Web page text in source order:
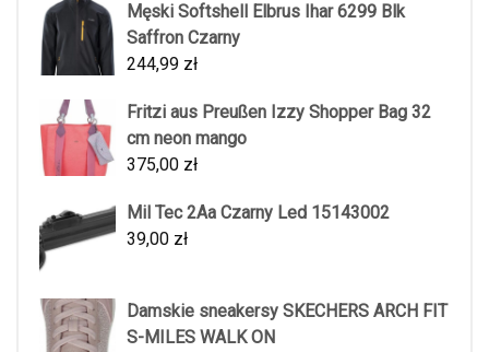
Męski Softshell Elbrus Ihar 6299 Blk
Saffron Czarny
244,99 zł
Fritzi aus Preußen Izzy Shopper Bag 32
cm neon mango
375,00 zł
Mil Tec 2Aa Czarny Led 15143002
39,00 zł
Damskie sneakersy SKECHERS ARCH FIT
S-MILES WALK ON